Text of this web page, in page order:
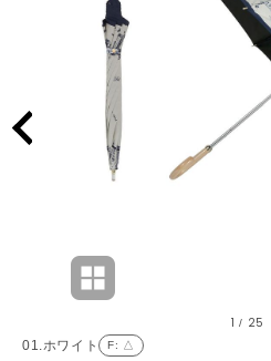
01.ホワイト F: △
1 / 25